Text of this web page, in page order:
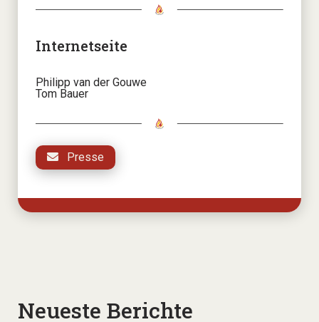
Internetseite
Philipp van der Gouwe
Tom Bauer
Presse
Neueste Berichte